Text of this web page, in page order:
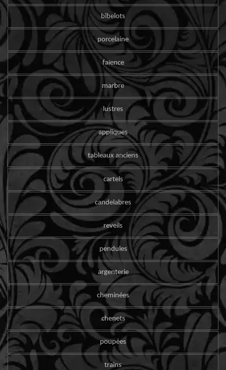
bibelots
porcelaine
faïence
marbre
lustres
appliques
tableaux anciens
cartels
candelabres
reveils
pendules
argenterie
cheminées
chenets
poupées
trains